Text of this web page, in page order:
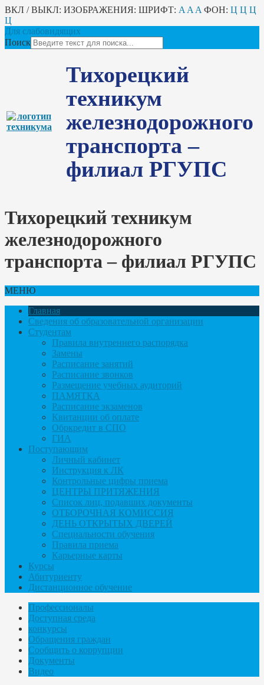
ВКЛ / ВЫКЛ: ИЗОБРАЖЕНИЯ: ШРИФТ: A A A ФОН: Ц Ц Ц
Ц
Для слабовидящих
Поиск
Тихорецкий
техникум
железнодорожного
транспорта –
филиал РГУПС
Тихорецкий техникум
железнодорожного
транспорта – филиал РГУПС
МЕНЮ
Главная
Сведения об образовательной организации
Студентам
Правила внутреннего распорядка
Замены
Расписание занятий
Расписание звонков
Размещение учебных аудиторий
ПАМЯТКА
Расписание экзаменов
Квитанции об оплате
Обркредит в СПО
ГИА
Поступающим
Личный кабинет
Инструкция к ЛК
Контрольные цифры приема
ЦЕНТРЫ ПРИТЯЖЕНИЯ
Список лиц, подавших документы
ОТБОРОЧНАЯ КОМИССИЯ
ДЕНЬ ОТКРЫТЫХ ДВЕРЕЙ
Специальности обучения
Правила приема
Карьерные карты
Курсы
Абитуриенту
Дистанционное обучение
Профессионалы
Доступная среда
конкурсы
Обращения граждан
Сообщить о коррупции
Документы
Видео